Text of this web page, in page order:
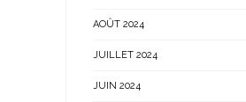
AOÛT 2024
JUILLET 2024
JUIN 2024